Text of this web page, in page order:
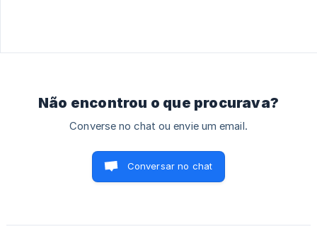
Não encontrou o que procurava?
Converse no chat ou envie um email.
Conversar no chat